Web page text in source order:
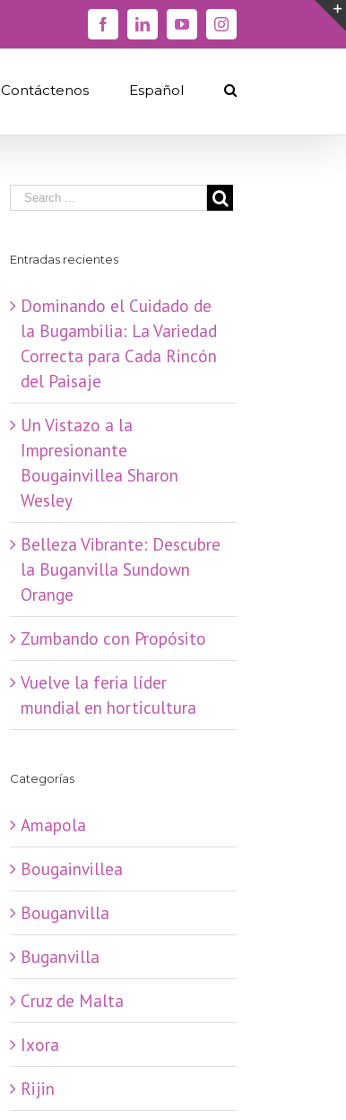
FacebookLinkedinYouTubeInstagram
Contáctenos Español
Entradas recientes
Dominando el Cuidado de
la Bugambilia: La Variedad
Correcta para Cada Rincón
del Paisaje
​Un Vistazo a la
Impresionante
Bougainvillea Sharon
Wesley
Belleza Vibrante: Descubre
la Buganvilla Sundown
Orange
Zumbando con Propósito
Vuelve la feria líder
mundial en horticultura
Categorías
Amapola
Bougainvillea
Bouganvilla
Buganvilla
Cruz de Malta
Ixora
Rijin